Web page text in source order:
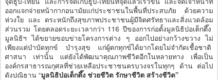
ออกแจกจ่ายหน้ากากอนามัยแก่ประชาชนในพื้นที่ประสบภัย ด้วยความ
ห่วงใย และ ตระหนักถึงสุขภาพประชาชนผู้มีจิตศรัทธาและสิ่งแวดล้อม
ส่วนรวม โดยตลอดระยะเวลากว่า 116 ปีของการก่อตั้งมูลนิธิป่อเต็กตึ๊ง
มูลนิธิฯ ได้ขยายขอบข่ายโครงการต่าง ๆ ออกไปอย่างกว้างขวาง ไม่
เพียงแต่บำบัดทุกข์ บำรุงสุข แก่ผู้ตกทุกข์ได้ยากโดยไม่จำกัดเชื้อชาติ
ศาสนา เท่านั้น แต่ยังได้พัฒนาคุณภาพชีวิตอีกในหลายทาง เพื่อเป็น
องค์กรสาธารณกุศลที่ช่วยเหลือประชาชนครบวงจรในทุกๆ ด้าน ต่อไป
ดังปณิธาน “มูลนิธิป่อเต็กตึ๊ง ช่วยชีวิต รักษาชีวิต สร้างชีวิต”